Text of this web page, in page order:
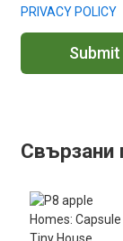
PRIVACY POLICY
Submit
Свързани